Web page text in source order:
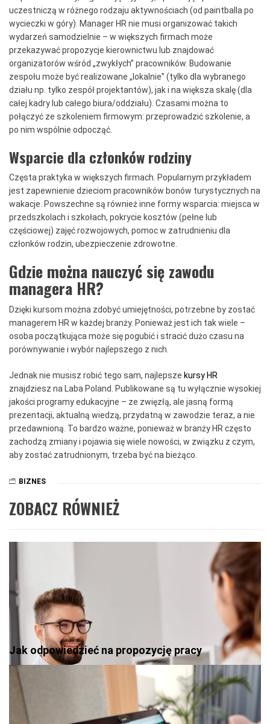
uczestniczą w różnego rodzaju aktywnościach (od paintballa po
wycieczki w góry). Manager HR nie musi organizować takich
wydarzeń samodzielnie – w większych firmach może
przekazywać propozycje kierownictwu lub znajdować
organizatorów wśród „zwykłych” pracowników. Budowanie
zespołu może być realizowane „lokalnie” (tylko dla wybranego
działu np. tylko zespół projektantów), jak i na większa skalę (dla
całej kadry lub całego biura/oddziału). Czasami można to
połączyć ze szkoleniem firmowym: przeprowadzić szkolenie, a
po nim wspólnie odpocząć.
Wsparcie dla członków rodziny
Częsta praktyka w większych firmach. Popularnym przykładem
jest zapewnienie dzieciom pracowników bonów turystycznych na
wakacje. Powszechne są również inne formy wsparcia: miejsca w
przedszkolach i szkołach, pokrycie kosztów (pełne lub
częściowej) zajęć rozwojowych, pomoc w zatrudnieniu dla
członków rodzin, ubezpieczenie zdrowotne.
Gdzie można nauczyć się zawodu
managera HR?
Dzięki kursom można zdobyć umiejętności, potrzebne by zostać
managerem HR w każdej branży. Ponieważ jest ich tak wiele –
osoba początkująca może się pogubić i stracić dużo czasu na
porównywanie i wybór najlepszego z nich.
Jednak nie musisz robić tego sam, najlepsze kursy HR
znajdziesz na Laba Poland. Publikowane są tu wyłącznie wysokiej
jakości programy edukacyjne – ze zwięzłą, ale jasną formą
prezentacji, aktualną wiedzą, przydatną w zawodzie teraz, a nie
przedawnioną. To bardzo ważne, ponieważ w branży HR często
zachodzą zmiany i pojawia się wiele nowości, w związku z czym,
aby zostać zatrudnionym, trzeba być na bieżąco.
BIZNES
ZOBACZ RÓWNIEŻ
Jak odpowiedzieć na propozycję pracy